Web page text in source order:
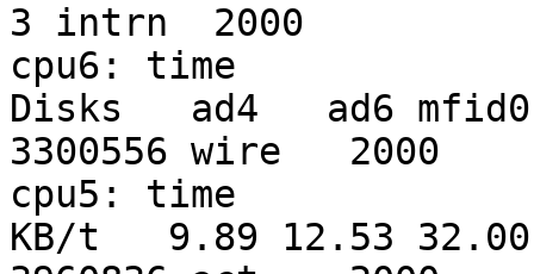
3 intrn  2000
cpu6: time
Disks   ad4   ad6
3300556 wire   2000
cpu5: time
KB/t   9.89 12.53